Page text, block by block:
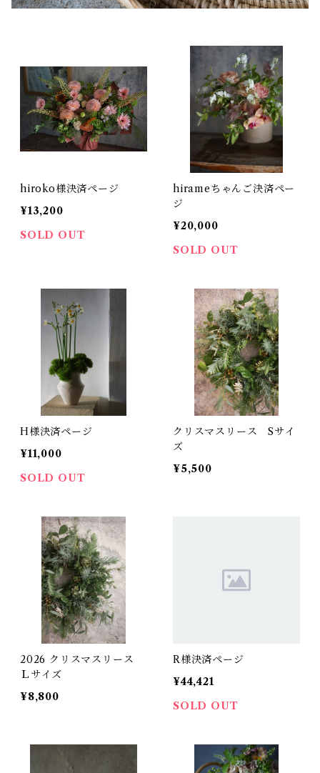
hiroko様決済ページ
¥13,200
SOLD OUT
hirameちゃんご決済ペー
ジ
¥20,000
SOLD OUT
H様決済ページ
¥11,000
SOLD OUT
クリスマスリース Sサイ
ズ
¥5,500
2026 クリスマスリース
Ｌサイズ
¥8,800
R様決済ページ
¥44,421
SOLD OUT